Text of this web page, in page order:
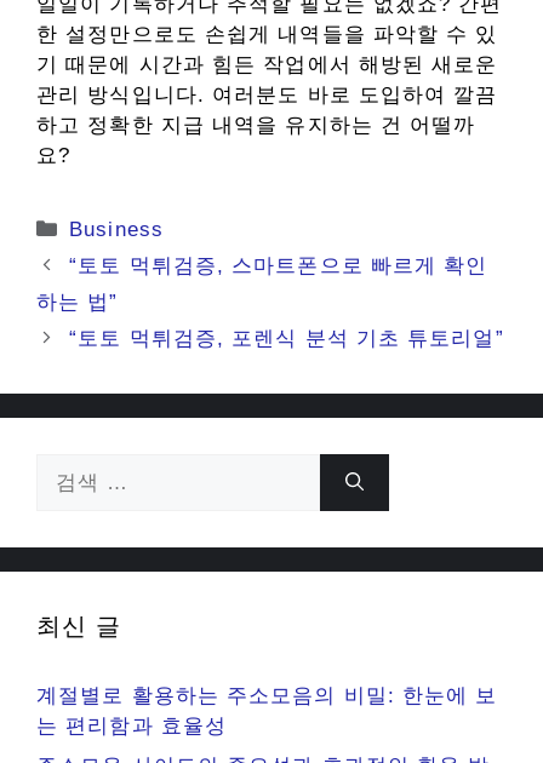
한 설정만으로도 손쉽게 내역들을 파악할 수 있
기 때문에 시간과 힘든 작업에서 해방된 새로운
관리 방식입니다. 여러분도 바로 도입하여 깔끔
하고 정확한 지급 내역을 유지하는 건 어떨까
요?
카
테
리
Business
“토토 먹튀검증, 스마트폰으로 빠르게 확인
하는 법”
“토토 먹튀검증, 포렌식 분석 기초 튜토리얼”
색:
최신 글
계절별로 활용하는 주소모음의 비밀: 한눈에 보
는 편리함과 효율성